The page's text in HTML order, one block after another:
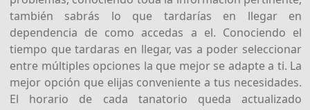
también sabrás lo que tardarías en llegar en
dependencia de como accedas a el. Conociendo el
tiempo que tardaras en llegar, vas a poder seleccionar
entre múltiples opciones la que mejor se adapte a ti. La
mejor opción que elijas conveniente a tus necesidades.
El horario de cada tanatorio queda actualizado